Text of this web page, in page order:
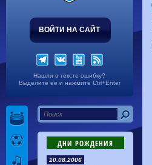
ВОЙТИ НА САЙТ
Нашли в тексте ошибку?
Выделите её и нажмите Ctrl+Enter
ДНИ РОЖДЕНИЯ
10.08.2006